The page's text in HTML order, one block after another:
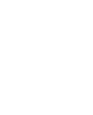
güneş gözlükleri
etkiliyor. Oval
olsa da, cat-eye
vurguluyor. Yuvarlak
formlar
oluyor. Kare çene